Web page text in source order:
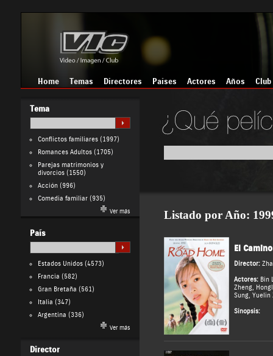
Home Temas Directores Países Actores Años Club
Tema
Conflictos familiares(1997)
Romances Adultos(1705)
Parejas matrimonios y
divorcios(1550)
Acción(996)
Comedia familiar(935)
Ver más
País
Estados Unidos(4573)
Francia (582)
Gran Bretaña (561)
Italia (347)
Argentina (336)
Ver más
Director
Listado por Año:
El
Director:
Actores: Bin
Zheng,
Sung, Yuelin
Sinopsis: